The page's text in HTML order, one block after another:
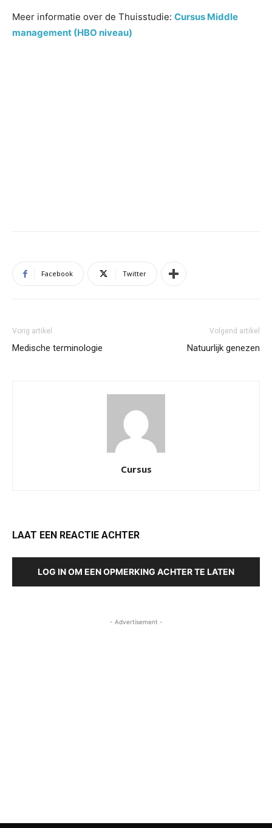
Meer informatie over de Thuisstudie: Cursus Middle
management (HBO niveau)
Facebook Twitter
Vorig artikel
Medische terminologie
Volgend artikel
Natuurlijk genezen
Cursus
LAAT EEN REACTIE ACHTER
LOG IN OM EEN OPMERKING ACHTER TE LATEN
- Advertisement -